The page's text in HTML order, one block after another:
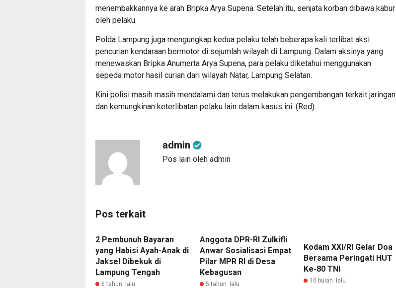
menembakkannya ke arah Bripka Arya Supena. Setelah itu, senjata korban dibawa kabur
oleh pelaku.
Polda Lampung juga mengungkap kedua pelaku telah beberapa kali terlibat aksi
pencurian kendaraan bermotor di sejumlah wilayah di Lampung. Dalam aksinya yang
menewaskan Bripka Anumerta Arya Supena, para pelaku diketahui menggunakan
sepeda motor hasil curian dari wilayah Natar, Lampung Selatan.
Kini polisi masih masih mendalami dan terus melakukan pengembangan terkait jaringan
dan kemungkinan keterlibatan pelaku lain dalam kasus ini. (Red).
admin
Pos lain oleh admin
Pos terkait
2 Pembunuh Bayaran
yang Habisi Ayah-Anak di
Jaksel Dibekuk di
Lampung Tengah
6 tahun lalu
Anggota DPR-RI Zulkifli
Anwar Sosialisasi Empat
Pilar MPR RI di Desa
Kebagusan
5 tahun lalu
‎Kodam XXI/RI Gelar Doa
Bersama Peringati HUT
Ke-80 TNI
10 bulan lalu